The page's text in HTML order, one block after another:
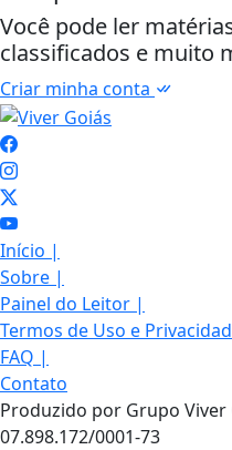
Você pode ler
classificados e muito
Criar minha conta
Início |
Sobre |
Painel do Leitor |
Termos de Uso e
FAQ |
Contato
Produzido por Grupo Viver
07.898.172/0001-73